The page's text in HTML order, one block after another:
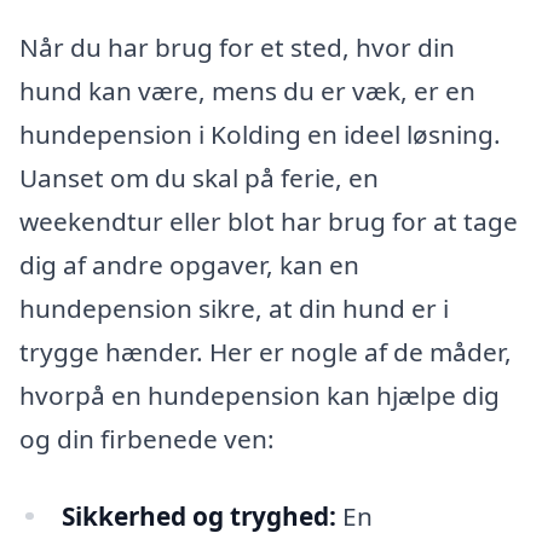
Når du har brug for et sted, hvor din
hund kan være, mens du er væk, er en
hundepension i Kolding en ideel løsning.
Uanset om du skal på ferie, en
weekendtur eller blot har brug for at tage
dig af andre opgaver, kan en
hundepension sikre, at din hund er i
trygge hænder. Her er nogle af de måder,
hvorpå en hundepension kan hjælpe dig
og din firbenede ven:
Sikkerhed og tryghed: En